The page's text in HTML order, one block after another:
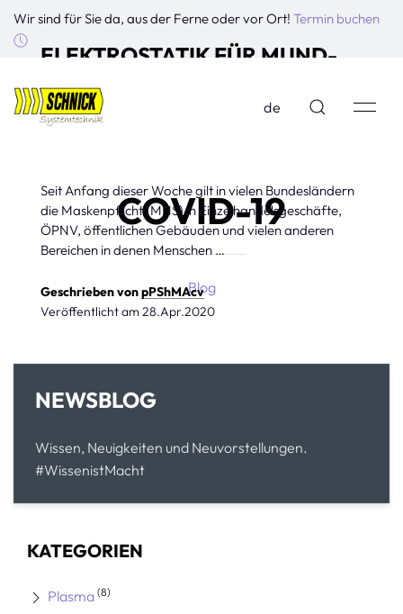
Wir sind für Sie da, aus der Ferne oder vor Ort! Termin buchen
de
COVID-19
Blog
Ionisation
ELEKTROSTATIK FÜR MUND-
NASE-SCHUTZMASKEN IN
ZEITEN DES CORONAVIRUS
Seit Anfang dieser Woche gilt in vielen Bundesländern
die Maskenpflicht (MNS) in Einzelhandelsgeschäfte,
ÖPNV, öffentlichen Gebäuden und vielen anderen
Bereichen in denen Menschen …
Geschrieben vonpPShMAcv
Veröffentlicht am 28.Apr.2020
NEWSBLOG
Wissen, Neuigkeiten und Neuvorstellungen.
#WissenistMacht
KATEGORIEN
Plasma (8)